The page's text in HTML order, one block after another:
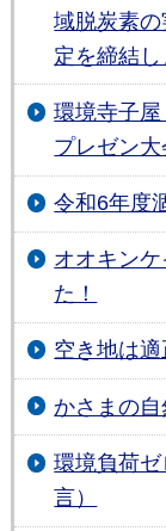
域脱炭素
定を締結し
環境寺子
プレゼン
令和6年度
オオキン
た！
空き地は
かさまの
環境負荷
言）